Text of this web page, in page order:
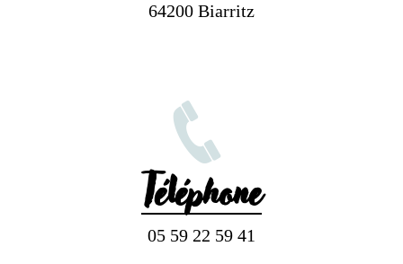
64200 Biarritz
Téléphone
05 59 22 59 41